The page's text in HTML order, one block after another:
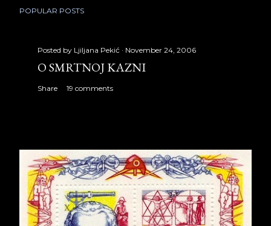
POPULAR POSTS
Posted by Ljiljana Pekić November 24, 2006
O SMRTNOJ KAZNI
Share 19 comments